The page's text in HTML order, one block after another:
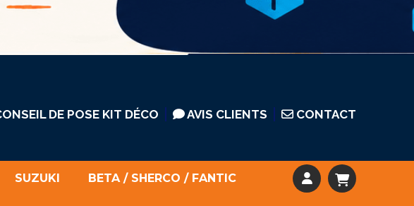
DE POSE KIT DÉCO AVIS CLIENTS CONTACT
SUZUKI BETA / SHERCO / FANTIC